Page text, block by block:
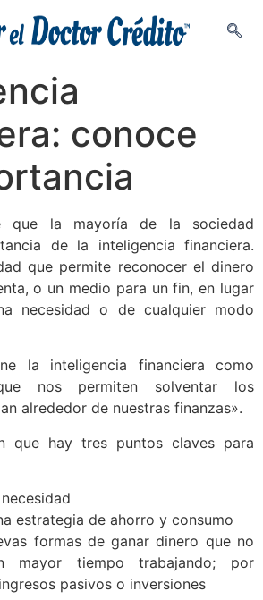
conoce
que la mayoría de la sociedad
de la inteligencia financiera.
que permite reconocer el dinero
o un medio para un fin, en lugar
necesidad o de cualquier modo
la inteligencia financiera como
nos permiten solventar los
alrededor de nuestras finanzas».
que hay tres puntos claves para
estrategia de ahorro y consumo
formas de ganar dinero que no
mayor tiempo trabajando; por
pasivos o inversiones